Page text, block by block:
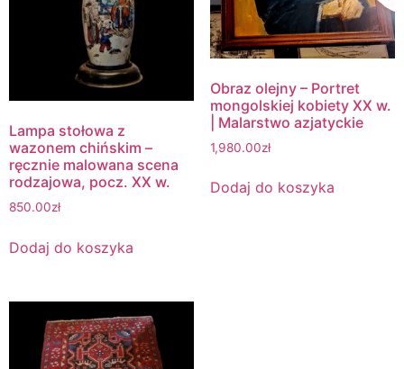
Lampa stołowa z
wazonem chińskim –
ręcznie malowana scena
rodzajowa, pocz. XX w.
850.00zł
Dodaj do koszyka
Obraz olejny – Portret
mongolskiej kobiety XX w.
| Malarstwo azjatyckie
1,980.00zł
Dodaj do koszyka